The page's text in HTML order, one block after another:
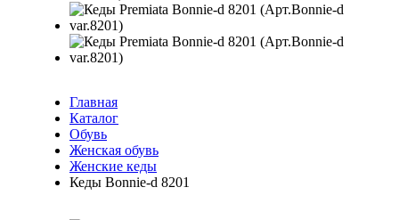
Главная
Каталог
Обувь
Женская обувь
Женские кеды
Кеды Bonnie-d 8201